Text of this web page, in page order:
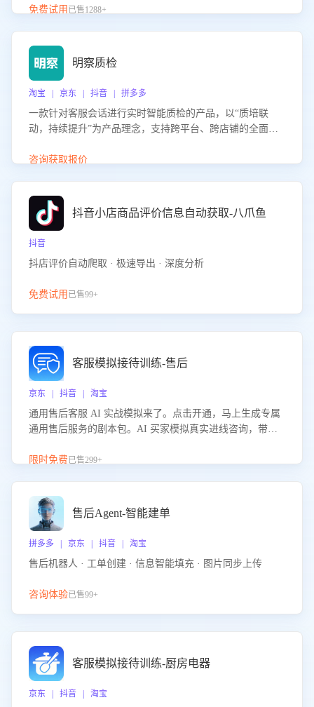
识支持，帮助用户高效管理和利用知识资源。通过该产品，
免费试用 已售1288+
明察质检
淘宝 | 京东 | 抖音 | 拼多多
一款针对客服会话进行实时智能质检的产品，以“质培联
动，持续提升”为产品理念，支持跨平台、跨店铺的全面、
升客服团队的销服能力。
咨询获取报价
抖音小店商品评价信息自动获取-八爪鱼
抖音
抖店评价自动爬取 · 极速导出 · 深度分析
免费试用 已售99+
客服模拟接待训练-售后
京东 | 抖音 | 淘宝
通用售后客服 AI 实战模拟来了。点击开通，马上生成专属
通用售后服务的剧本包。AI 买家模拟真实进线咨询，带您
的应对要点，轻松提升服务能力。
限时免费已售299+
售后Agent-智能建单
拼多多 | 京东 | 抖音 | 淘宝
售后机器人 · 工单创建 · 信息智能填充 · 图片同步上传
咨询体验已售99+
客服模拟接待训练-厨房电器
京东 | 抖音 | 淘宝